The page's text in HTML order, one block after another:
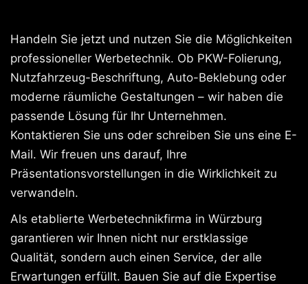
Handeln Sie jetzt und nutzen Sie die Möglichkeiten
professioneller Werbetechnik. Ob PKW-Folierung,
Nutzfahrzeug-Beschriftung, Auto-Beklebung oder
moderne räumliche Gestaltungen – wir haben die
passende Lösung für Ihr Unternehmen.
Kontaktieren Sie uns oder schreiben Sie uns eine E-
Mail. Wir freuen uns darauf, Ihre
Präsentationsvorstellungen in die Wirklichkeit zu
verwandeln.
Als etablierte Werbetechnikfirma in Würzburg
garantieren wir Ihnen nicht nur erstklassige
Qualität, sondern auch einen Service, der alle
Erwartungen erfüllt. Bauen Sie auf die Expertise